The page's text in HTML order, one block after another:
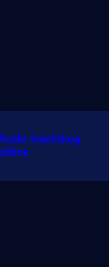
Svjetskog